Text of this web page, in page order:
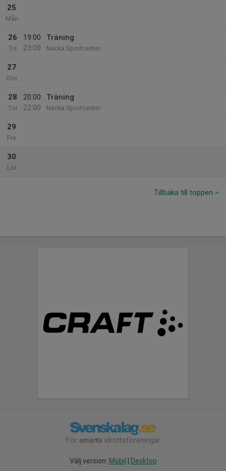
25
Mån
26
Tis
19:00
23:00
Träning
Nacka Sportcenter
27
Ons
28
Tor
20:00
22:00
Träning
Nacka Sportcenter
29
Fre
30
Lör
Tillbaka till toppen
För smarta idrottsföreningar
Välj version: Mobil Desktop